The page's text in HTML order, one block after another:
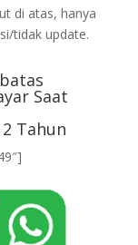
di atas, hanya
tidak update.
Saat
Tahun